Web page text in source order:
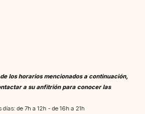
los horarios mencionados a continuación,
a su anfitrión para conocer las
de 7h a 12h - de 16h a 21h